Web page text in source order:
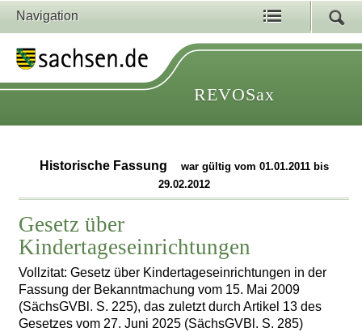
Navigation
REVOSax
Historische Fassung
war gültig vom 01.01.2011 bis
29.02.2012
Gesetz über
Kindertageseinrichtungen
Vollzitat: Gesetz über Kindertageseinrichtungen in der
Fassung der Bekanntmachung vom 15. Mai 2009
(SächsGVBl. S. 225), das zuletzt durch Artikel 13 des
Gesetzes vom 27. Juni 2025 (SächsGVBl. S. 285)